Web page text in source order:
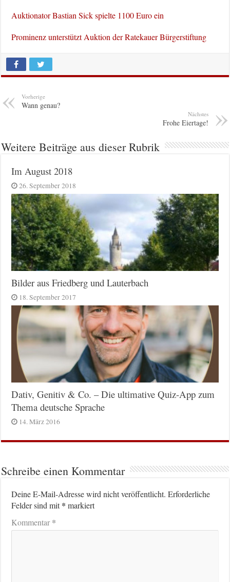
Auktionator Bastian Sick spielte 1100 Euro ein
Prominenz unterstützt Auktion der Ratekauer Bürgerstiftung
Vorherige
Wann genau?
Nächstes
Frohe Eiertage!
Weitere Beiträge aus dieser Rubrik
Im August 2018
26. September 2018
Bilder aus Friedberg und Lauterbach
18. September 2017
Dativ, Genitiv & Co. – Die ultimative Quiz-App zum
Thema deutsche Sprache
14. März 2016
Schreibe einen Kommentar
Deine E-Mail-Adresse wird nicht veröffentlicht. Erforderliche
Felder sind mit* markiert
Kommentar*